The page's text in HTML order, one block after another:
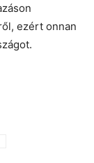
ezért onnan